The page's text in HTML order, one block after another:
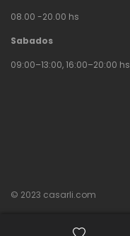
08.00 -20.00 hs
Sabados
09:00–13:00, 16:00–20:00 hs
© 2023 casarli.com